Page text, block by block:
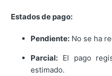
Estados de pago:
Pendiente: No se ha
Parcial: El pago
estimado.